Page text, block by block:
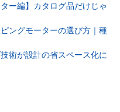
ー編】カタログ品だけじゃ
ングモーターの選び方｜種
術が設計の省スペース化に